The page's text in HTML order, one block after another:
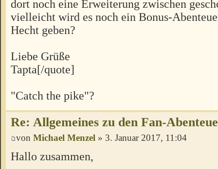
dort noch eine Erweiterung zwischen
vielleicht wird es noch ein Bonus-
Hecht geben?
Liebe Grüße
Tapta[/quote]
"Catch the pike"?
Re: Allgemeines zu den Fan-
von Michael Menzel » 3. Januar 2017, 11:04
Hallo zusammen,